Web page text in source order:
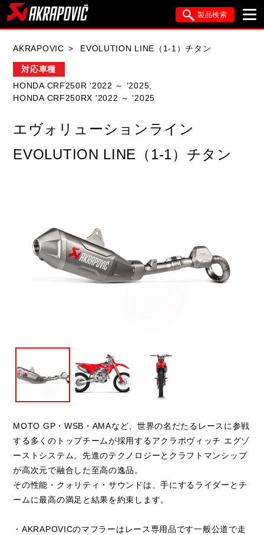
製品検索
KAWASAKI APRILIA BMW
FANTIC GASGAS GILERA
PIAGGIO SYM
AKRAPOVIC EVOLUTION LINE（1-1）チタン
対応車種
HONDA CRF250R '2022 ～ '2025,
HONDA CRF250RX '2022 ～ '2025
エヴォリューションライン
EVOLUTION LINE（1-1）チタン
MOTO GP・WSB・AMAなど、世界の名だたるレースに参戦
する多くのトップチームが採用するアクラポヴィッチ エグゾ
ーストシステム。先進のテクノロジーとクラフトマンシップ
が高次元で融合した至高の逸品。
その性能・クォリティ・サウンドは、手にするライダーとチ
ームに最高の満足と結果を約束します。
・AKRAPOVICのマフラーはレース専用品です一般公道で走